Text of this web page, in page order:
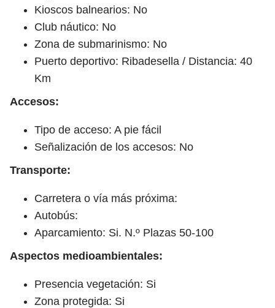
Kioscos balnearios: No
Club náutico: No
Zona de submarinismo: No
Puerto deportivo: Ribadesella / Distancia: 40
Km
Accesos:
Tipo de acceso: A pie fácil
Señalización de los accesos: No
Transporte:
Carretera o vía más próxima:
Autobús:
Aparcamiento: Si. N.º Plazas 50-100
Aspectos medioambientales:
Presencia vegetación: Si
Zona protegida: Si